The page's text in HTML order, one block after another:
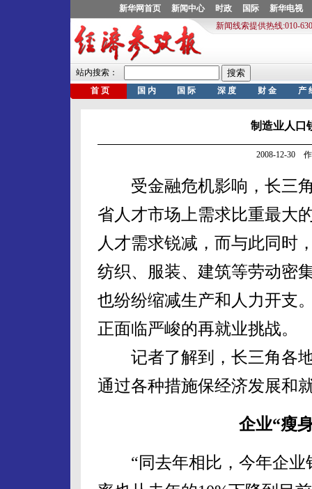
制造业人口
2008-12-30
受金融危机影响，长三
省人才市场上需求比重最大
人才需求锐减，而与此同时
纺织、服装、建筑等劳动密
也纷纷缩减生产和人力开支
正面临严峻的再就业挑战。
记者了解到，长三角各地
通过各种措施保经济发展和
企业“瘦
“同去年相比，今年企业